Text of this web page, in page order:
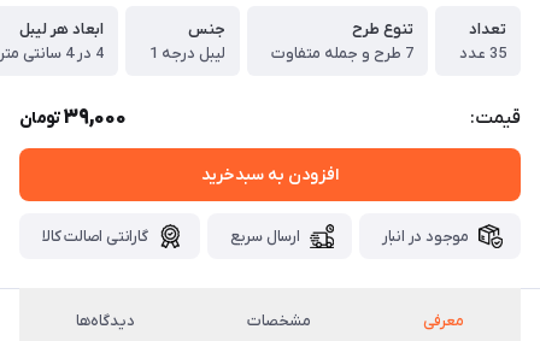
تعداد
35 عدد
تنوع طرح
7 طرح و جمله متفاوت
جنس
لیبل درجه 1
ابعاد هر لیبل
4 در 4 سانتی متر
قیمت: 39,000تومان
افزودن به سبدخرید
موجود در انبار ارسال سریع گارانتی اصالت کالا
معرفی مشخصات دیدگاه‌ها